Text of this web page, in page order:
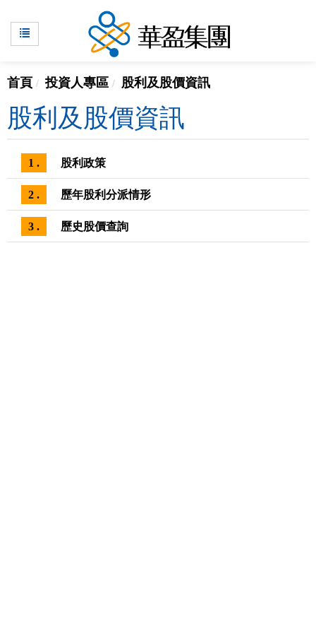
首頁 投資人專區 股利及股價資訊
股利及股價資訊
1 . 股利政策
2 . 歷年股利分派情形
3 . 歷史股價查詢